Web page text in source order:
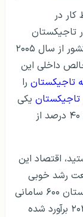
در
تاجیکستان
شاید به نظر تصمیم درستی نباشد، اما این کشور از سال ۲۰۰۵
داخلی این
تاجیکستان را
یکی
از فقیرترین کشورهای آسیایی است که تقریبا ۴۰ درصد از
اقتصاد این
رشد خوبی
داشته است. حداقل دستمزد فعلی در تاجیکستان ۶۰۰ سامانی
تاجیکستان (۵۴.۶۲ دلار) در ماه در سال ۲۰۲۴ برآورد شده